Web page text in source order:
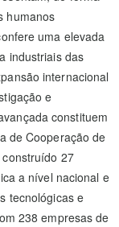
humanos
uma elevada
industriais das
internacional
e
constituem
de Cooperação de
27
a nível nacional e
tecnológicas e
238 empresas de